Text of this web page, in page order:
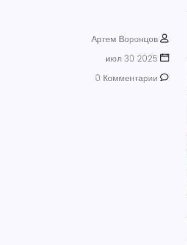
Артем Воронцов
июл 30 2025
0 Комментарии